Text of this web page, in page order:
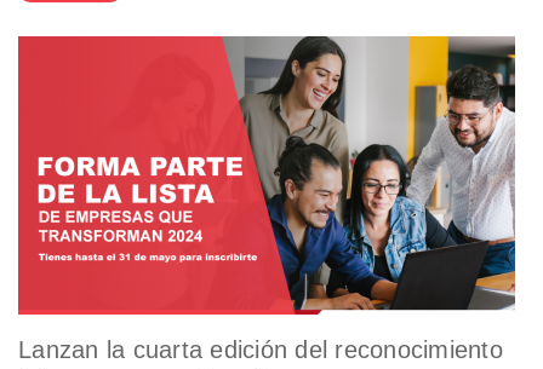
Lanzan la cuarta edición del reconocimiento